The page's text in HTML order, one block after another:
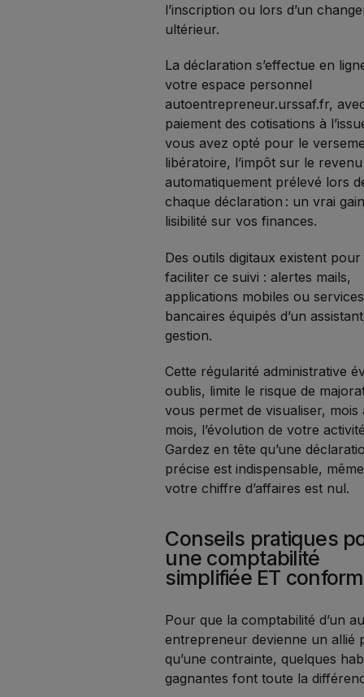
l’inscription ou lors d’un
ultérieur.
La déclaration s’effectue en
votre espace personnel
autoentrepreneur.urssaf.fr,
paiement des cotisations à
vous avez opté pour le
libératoire, l’impôt sur le
automatiquement prélevé lors
chaque déclaration : un vrai
lisibilité sur vos finances.
Des outils digitaux existent pour
faciliter ce suivi : alertes mails,
applications mobiles ou services
bancaires équipés d’un
gestion.
Cette régularité administrative
oublis, limite le risque de
vous permet de visualiser, mois
mois, l’évolution de votre
Gardez en tête qu’une
précise est indispensable,
votre chiffre d’affaires est nul.
Conseils pratiques
une comptabilité
simplifiée ET
Pour que la comptabilité d’un
entrepreneur devienne un allié
qu’une contrainte, quelques
gagnantes font toute la